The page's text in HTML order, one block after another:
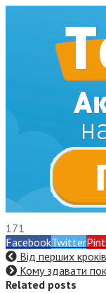
171
FacebookTwitter
Від перших
Кому здавати
Related posts